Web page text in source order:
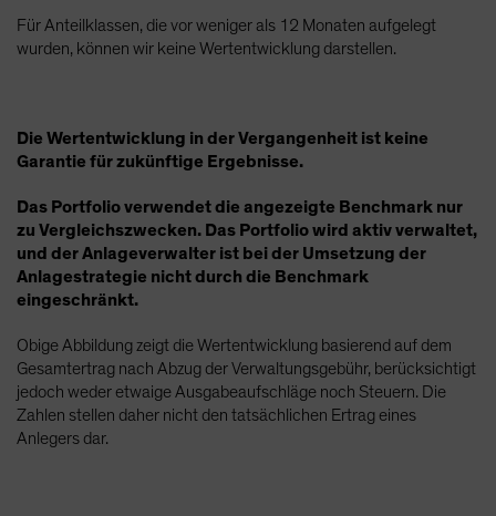
Für Anteilklassen, die vor weniger als 12 Monaten aufgelegt
wurden, können wir keine Wertentwicklung darstellen.
Die Wertentwicklung in der Vergangenheit ist keine
Garantie für zukünftige Ergebnisse.
Das Portfolio verwendet die angezeigte Benchmark nur
zu Vergleichszwecken. Das Portfolio wird aktiv verwaltet,
und der Anlageverwalter ist bei der Umsetzung der
Anlagestrategie nicht durch die Benchmark
eingeschränkt.
Obige Abbildung zeigt die Wertentwicklung basierend auf dem
Gesamtertrag nach Abzug der Verwaltungsgebühr, berücksichtigt
jedoch weder etwaige Ausgabeaufschläge noch Steuern. Die
Zahlen stellen daher nicht den tatsächlichen Ertrag eines
Anlegers dar.